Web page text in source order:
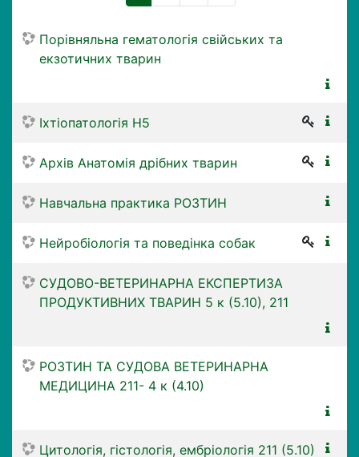
Порівняльна гематологія свійських та
екзотичних тварин
Іхтіопатологія Н5
Архів Анатомія дрібних тварин
Навчальна практика РОЗТИН
Нейробіологія та поведінка собак
СУДОВО-ВЕТЕРИНАРНА ЕКСПЕРТИЗА
ПРОДУКТИВНИХ ТВАРИН 5 к (5.10), 211
РОЗТИН ТА СУДОВА ВЕТЕРИНАРНА
МЕДИЦИНА 211- 4 к (4.10)
Цитологія, гістологія, ембріологія 211 (5.10)